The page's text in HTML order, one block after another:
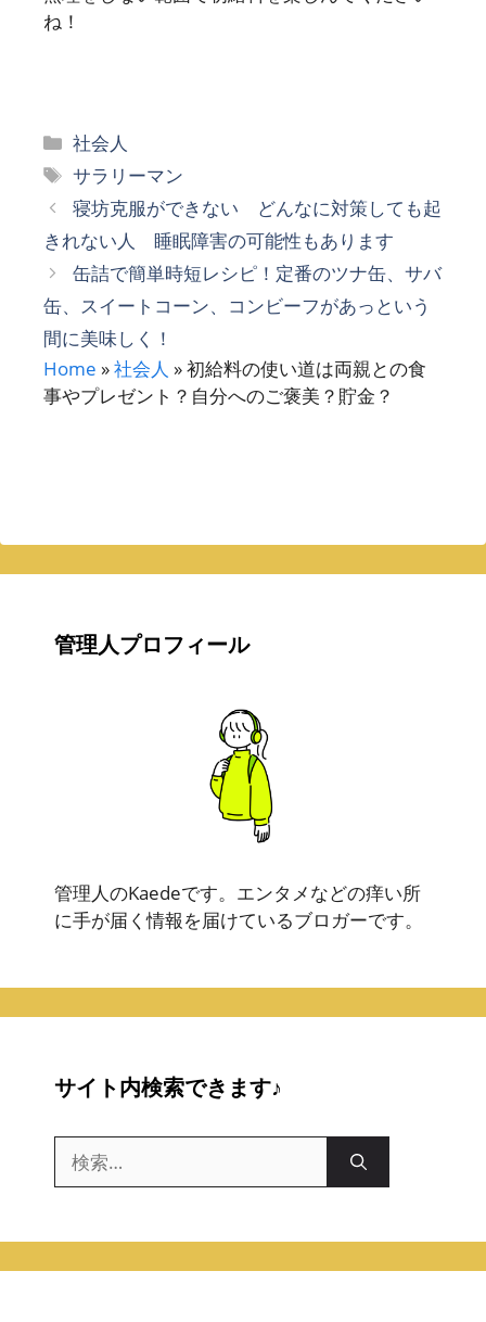
ね！
カ
テ
ゴ
リ
ー
社会人
タ
グ
サラリーマン
寝坊克服ができない どんなに対策しても起
きれない人 睡眠障害の可能性もあります
缶詰で簡単時短レシピ！定番のツナ缶、サバ
缶、スイートコーン、コンビーフがあっという
間に美味しく！
Home »社会人 »初給料の使い道は両親との食
事やプレゼント？自分へのご褒美？貯金？
管理人プロフィール
管理人のKaedeです。エンタメなどの痒い所
に手が届く情報を届けているブロガーです。
サイト内検索できます♪
索: